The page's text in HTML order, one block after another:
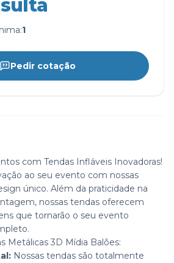
1
Pedir cotação
com Tendas Infláveis Inovadoras!
ao seu evento com nossas
único. Além da praticidade na
nossas tendas oferecem
que tornarão o seu evento
Metálicas 3D Mídia Balões:
Nossas tendas são totalmente